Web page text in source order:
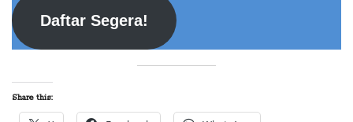
Daftar Segera!
Share this: